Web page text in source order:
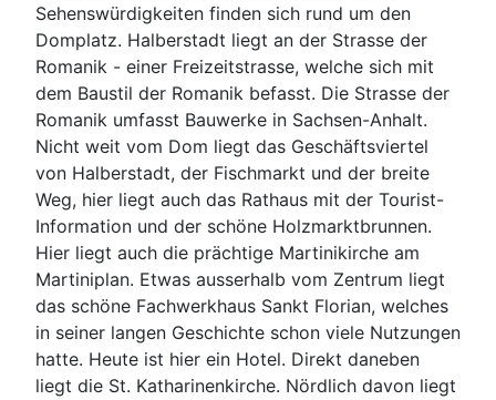
Sehenswürdigkeiten finden sich rund um den
Domplatz. Halberstadt liegt an der Strasse der
Romanik - einer Freizeitstrasse, welche sich mit
dem Baustil der Romanik befasst. Die Strasse der
Romanik umfasst Bauwerke in Sachsen-Anhalt.
Nicht weit vom Dom liegt das Geschäftsviertel
von Halberstadt, der Fischmarkt und der breite
Weg, hier liegt auch das Rathaus mit der Tourist-
Information und der schöne Holzmarktbrunnen.
Hier liegt auch die prächtige Martinikirche am
Martiniplan. Etwas ausserhalb vom Zentrum liegt
das schöne Fachwerkhaus Sankt Florian, welches
in seiner langen Geschichte schon viele Nutzungen
hatte. Heute ist hier ein Hotel. Direkt daneben
liegt die St. Katharinenkirche. Nördlich davon liegt